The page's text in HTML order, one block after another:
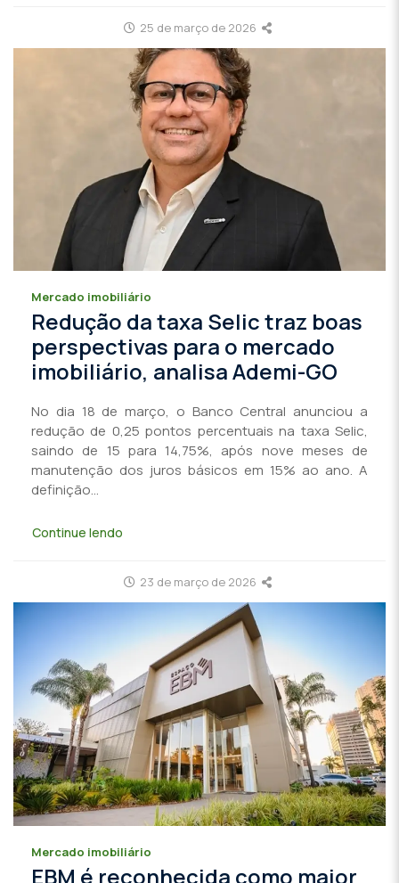
25 de março de 2026
Mercado imobiliário
Redução da taxa Selic traz boas
perspectivas para o mercado
imobiliário, analisa Ademi-GO
No dia 18 de março, o Banco Central anunciou a
redução de 0,25 pontos percentuais na taxa Selic,
saindo de 15 para 14,75%, após nove meses de
manutenção dos juros básicos em 15% ao ano. A
definição...
Continue lendo
23 de março de 2026
Mercado imobiliário
EBM é reconhecida como maior